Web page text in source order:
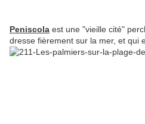
Peniscola est une "vieille cité"
dresse fièrement sur la mer, et qui